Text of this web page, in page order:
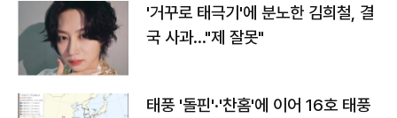
'거꾸로 태극기'에 분노한 김희철, 결
국 사과…"제 잘못"
태풍 '돌핀'·'찬홈'에 이어 16호 태풍